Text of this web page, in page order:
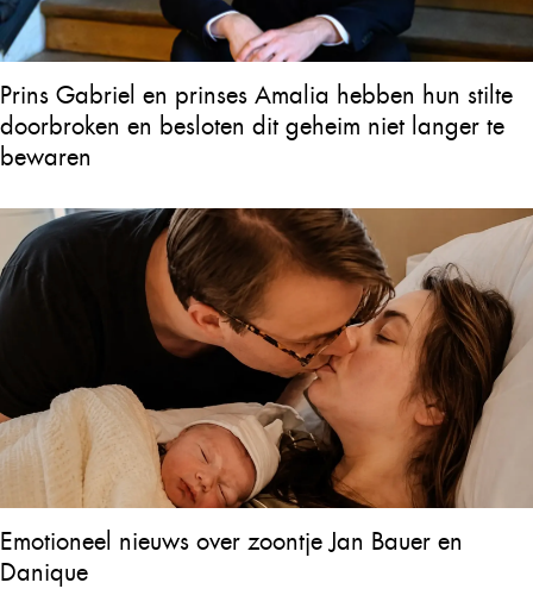
Prins Gabriel en prinses Amalia hebben hun stilte
doorbroken en besloten dit geheim niet langer te
bewaren
Emotioneel nieuws over zoontje Jan Bauer en
Danique